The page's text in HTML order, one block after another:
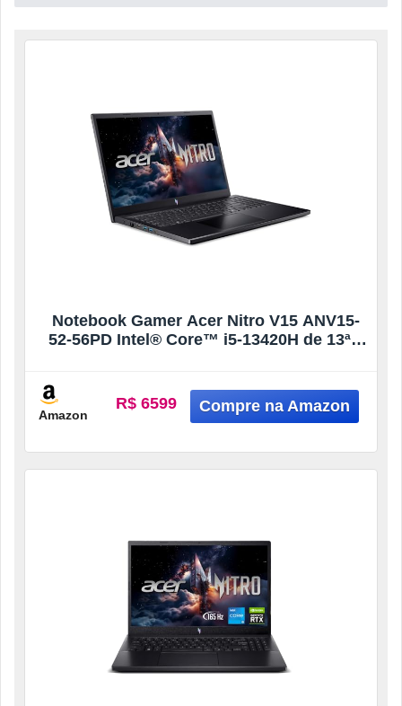
Notebook Gamer Acer Nitro V15 ANV15-
52-56PD Intel® Core™ i5-13420H de 13ªG
Amazon
R$ 6599